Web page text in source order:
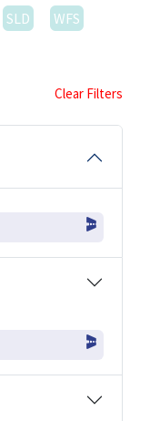
SLD
WFS
Clear Filters